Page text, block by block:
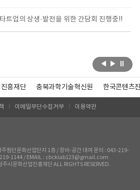
트업의 상생·발전을 위한 간담회 진행중!!
흥재단 충북과학기술혁신원 한국콘텐츠
이메일무단수집거부 이용약관
첨단문화산업단지 1층 / 장비-공간 대여 문의 : 043-219-
219-1144 / EMAIL : cbcklab123@gmail.com
시문화산업진흥재단 ALL RIGHTS RESERVED.